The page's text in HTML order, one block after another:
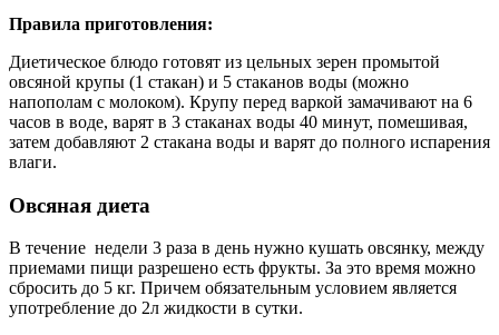
Правила приготовления:
Диетическое блюдо готовят из цельных зерен промытой
овсяной крупы (1 стакан) и 5 стаканов воды (можно
напополам с молоком). Крупу перед варкой замачивают на 6
часов в воде, варят в 3 стаканах воды 40 минут, помешивая,
затем добавляют 2 стакана воды и варят до полного испарения
влаги.
Овсяная диета
В течение недели 3 раза в день нужно кушать овсянку, между
приемами пищи разрешено есть фрукты. За это время можно
сбросить до 5 кг. Причем обязательным условием является
употребление до 2л жидкости в сутки.